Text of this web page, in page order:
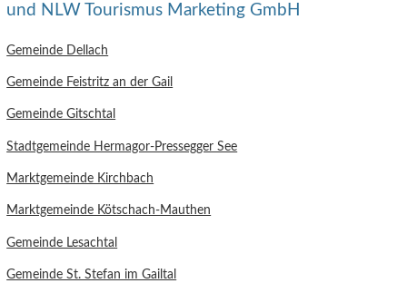
und NLW Tourismus Marketing GmbH
Gemeinde Dellach
Gemeinde Feistritz an der Gail
Gemeinde Gitschtal
Stadtgemeinde Hermagor-Pressegger See
Marktgemeinde Kirchbach
Marktgemeinde Kötschach-Mauthen
Gemeinde Lesachtal
Gemeinde St. Stefan im Gailtal